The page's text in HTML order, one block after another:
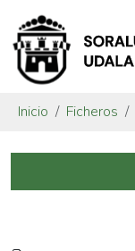
Inicio Ficheros